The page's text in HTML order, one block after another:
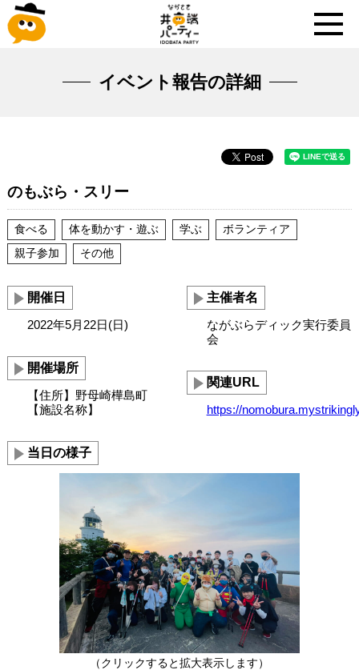
イベント報告の詳細
のもぶら・スリー
食べる 体を動かす・遊ぶ 学ぶ
ボランティア
親子参加
その他
開催日
2022年5月22日(日)
開催場所
【住所】野母崎樺島町
【施設名称】
主催者名
ながぶらディック実行委員
会
関連URL
https://
当日の様子
（クリックすると拡大表示します）